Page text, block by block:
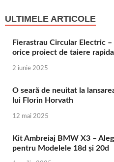
ULTIMELE ARTICOLE
Fierastrau Circular Electric
orice proiect de taiere
2 iunie 2025
O seară de neuitat la
lui Florin Horvath
12 mai 2025
Kit Ambreiaj BMW X3 –
pentru Modelele 18d și 20d